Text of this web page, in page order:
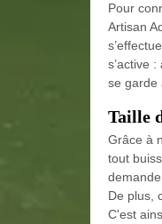
Pour
Artisan
s’active
se garde
Taille
Grâce à
tout
De plus,
C'est